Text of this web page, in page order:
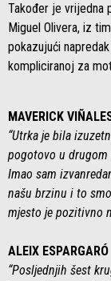
Također je vrijedna
Miguel Olivera, iz
pokazujući
kompliciranoj za
MAVERICK
“Utrka je bila
pogotovo u drugom
Imao sam
našu brzinu i to
mjesto je pozitivno
ALEIX ESPARGARÓ
“Posljednjih šest